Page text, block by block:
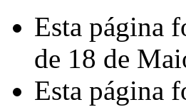
Esta página
de 18 de
Esta página